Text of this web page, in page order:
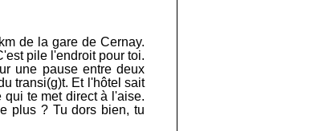
de la gare de Cernay.
pile l'endroit pour toi.
une pause entre deux
transi(g)t. Et l'hôtel sait
qui te met direct à l'aise.
plus ? Tu dors bien, tu